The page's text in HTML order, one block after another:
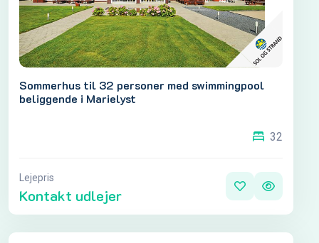
Sommerhus til 32 personer med swimmingpool
beliggende i Marielyst
32
Lejepris
Kontakt udlejer